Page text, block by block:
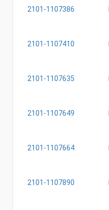
2101-1107386
2101-1107410
2101-1107635
2101-1107649
2101-1107664
2101-1107890